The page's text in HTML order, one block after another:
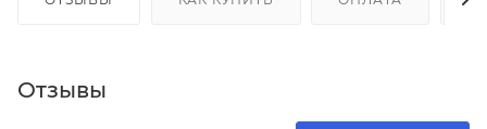
Отзывы